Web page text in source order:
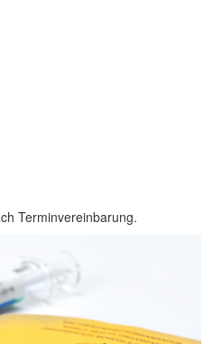
Terminvereinbarung.